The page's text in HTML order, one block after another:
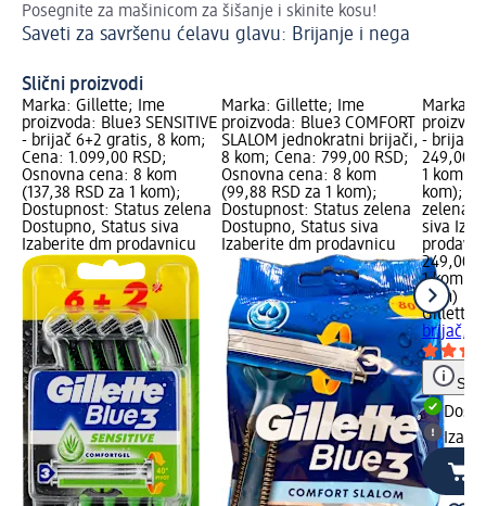
Posegnite za mašinicom za šišanje i skinite kosu!
Saveti za savršenu ćelavu glavu: Brijanje i nega
Slični proizvodi
Marka: Gillette; Ime
proizvoda: Blue3 SENSITIVE
- brijač 6+2 gratis, 8 kom;
Cena: 1.099,00 RSD;
Osnovna cena: 8 kom
(137,38 RSD za 1 kom);
Dostupnost: Status zelena
Dostupno, Status siva
Izaberite dm prodavnicu
Marka: Gillette; Ime
proizvoda: Blue3 COMFORT
SLALOM jednokratni brijači,
8 kom; Cena: 799,00 RSD;
Osnovna cena: 8 kom
(99,88 RSD za 1 kom);
Dostupnost: Status zelena
Dostupno, Status siva
Izaberite dm prodavnicu
Marka:
- brijač,
249,00
1 kom
kom);
zelena
siva
249,00
1 kom
kom)
Gillette
brijač, 1